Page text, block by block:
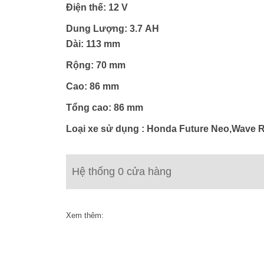
Điện thế: 12 V
Dung Lượng: 3.7 AH
Dài: 113 mm
Rộng: 70 mm
Cao: 86 mm
Tổng cao: 86 mm
Loại xe sử dụng : Honda Future Neo,Wave
Hệ thống 0 cửa hàng
Xem thêm: